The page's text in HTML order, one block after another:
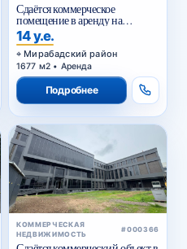
Сдаётся коммерческое
помещение в аренду на
Куйлюке
14 у.е.
Мирабадский район
1677 м2 • Аренда
Подробнее
КОММЕРЧЕСКАЯ
НЕДВИЖИМОСТЬ
#000366